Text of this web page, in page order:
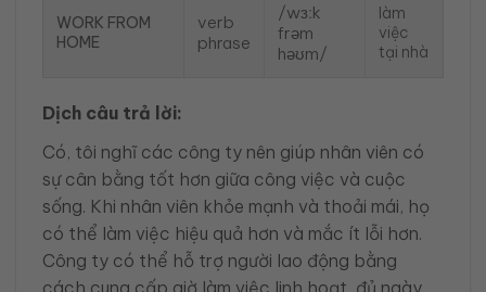
WORK FROM
HOME
verb
phrase
/wɜːk
frəm
həʊm/
làm
việc
tại nhà
Dịch câu trả lời:
Có, tôi nghĩ các công ty nên giúp nhân viên có
sự cân bằng tốt hơn giữa công việc và cuộc
sống. Khi nhân viên khỏe mạnh và thoải mái, họ
có thể làm việc hiệu quả hơn và mắc ít lỗi hơn.
Công ty có thể hỗ trợ người lao động bằng
cách cung cấp giờ làm việc linh hoạt, đủ ngày